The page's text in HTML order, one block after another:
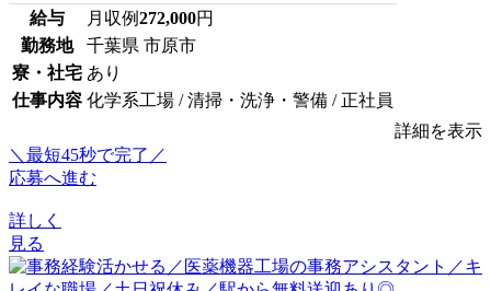
給与 月収例272,000円
勤務地
千葉県 市原市
寮・社宅 あり
仕事内容 化学系工場 / 清掃・洗浄・警備 / 正社員
詳細を表示
＼最短45秒で完了／
応募へ進む
詳しく
見る